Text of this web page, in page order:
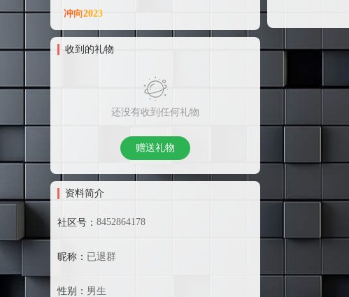
收到的礼物
还没有收到任何礼物
赠送礼物
资料简介
社区号： 8452864178
昵称： 已退群
性别： 男生